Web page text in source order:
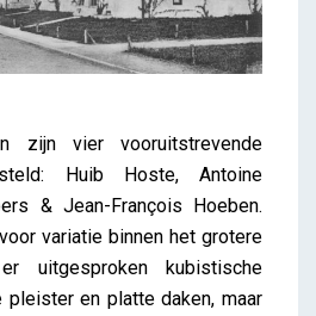
zijn vier vooruitstrevende
Huib Hoste, Antoine
& Jean-François Hoeben.
variatie binnen het grotere
uitgesproken kubistische
en platte daken, maar